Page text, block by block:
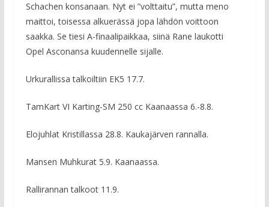
Schachen konsanaan. Nyt ei ”volttaitu”, mutta meno
maittoi, toisessa alkuerässä jopa lähdön voittoon
saakka. Se tiesi A-finaalipaikkaa, siinä Rane laukotti
Opel Asconansa kuudennelle sijalle.
Urkurallissa talkoiltiin EK5 17.7.
TamKart VI Karting-SM 250 cc Kaanaassa 6.-8.8.
Elojuhlat Kristillassa 28.8. Kaukajärven rannalla.
Mansen Muhkurat 5.9. Kaanaassa.
Rallirannan talkoot 11.9.